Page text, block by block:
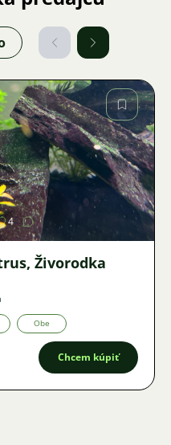
4
Živorodka
Obe
Chcem kúpiť